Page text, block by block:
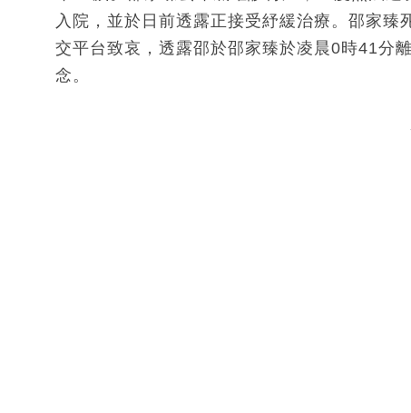
入院，並於日前透露正接受紓緩治療。邵家
交平台致哀，透露邵於邵家臻於凌晨0時41分
念。